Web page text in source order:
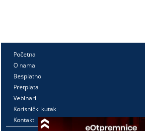
Početna
O nama
Besplatno
Pretplata
Vebinari
Korisnički kutak
Kontakt